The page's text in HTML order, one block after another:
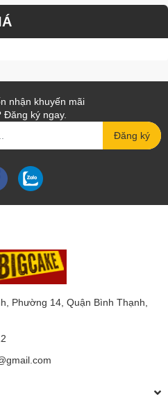
nhận khuyến mãi
Đăng ký ngay.
Đăng ký
Phường 14, Quận Bình Thạnh,